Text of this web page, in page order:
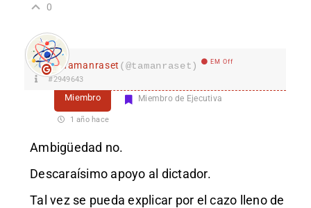
0
Tamanraset (@tamanraset) EM Off
#2949643
Miembro Miembro de Ejecutiva
1 año hace
Ambigüedad no.
Descaraísimo apoyo al dictador.
Tal vez se pueda explicar por el cazo lleno de